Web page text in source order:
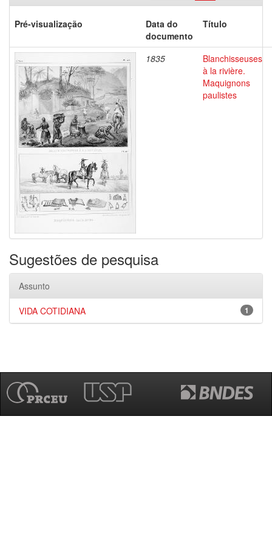
Pré-visualização
Data do
documento
Título
1835
Blanchisseuses
à la rivière.
Maquignons
paulistes
Sugestões de pesquisa
Assunto
1
VIDA COTIDIANA